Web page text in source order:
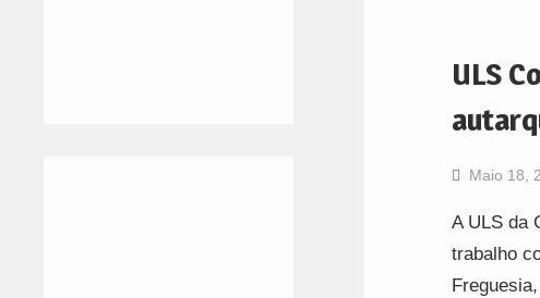
ULS
Maio 18,
A ULS da
trabalho